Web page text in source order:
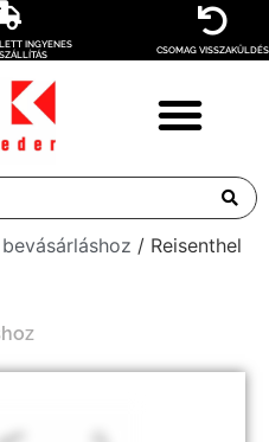
INGYENES
CSOMAG VISSZAKÜLDÉS
/ Reisenthel